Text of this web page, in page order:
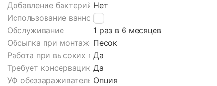
Добавление бактерий Нет
Использование ваннойДа
Обслуживание
1 раз в 6 месяцев
Обсыпка при монтаже септика
Песок
Работа при высоких грунтовых водах септика
Да
Требует консервацию Да
УФ обеззараживатель Опция